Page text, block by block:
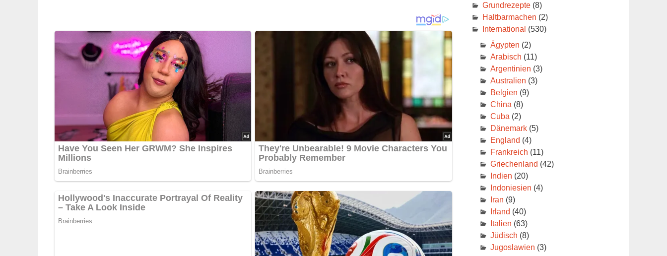
125 ml Gemüsebrühe
1 TL Mehl
1 EL gehackte Petersilie
Lob, Kritik, Fragen oder Anregungen zum Rezept? Dann hinterlasse doch bitte einen Kommentar am Ende
dieser Seite & auch eine Bewertung!
Und so wird es gemacht…
Das Fleisch abspülen, trockentupfen, mit Paprikapulver, Pfeffer und Salz einreiben. Die Karotte und den Lauch
putzen, waschen und klein schneiden. Die Zwiebel schälen und achteln. Das Öl in einem Bräter erhitzen, das
Fleisch darin von allen Seiten anbraten. Die Thymianzweige dazugeben und das Gemüse mit anrösten. Mit Brühe
ablöschen und eine Stunde zugedeckt schmoren lassen. In der Zwischenzeit die am Vortag gekochten und
geschälten Kartoffeln durch eine Kartoffelpresse drücken, mit dem Eigelb und dem Grieß verkneten. Mit Muskat
und Salz würzen. Die Hände mit Kartoffelmehl bemehlen und aus der Kartoffelmasse vier Klöße formen. Den
Rosenkohl putzen und waschen. Die Schalotte schälen und in Rringe schneiden. Die Butter in einem Topf
erhitzen, die Schalotte darin andünsten, den Rosenkohl dazugeben, kurz mit andünsten und mit der Gemüsebrühe
angießen. Mit Muskat und Pfeffer würzen und bei mittlerer Hitze 10-15 Min. dünsten. Die Klöße mit einer
Grundrezepte(8)
Haltbarmachen (2)
International (530)
Ägypten (2)
Arabisch (11)
Argentinien (3)
Australien (3)
Belgien (9)
China (8)
Cuba (2)
Dänemark(5)
England (4)
Frankreich (11)
Griechenland (42)
Indien (20)
Indoniesien (4)
Iran (9)
Irland (40)
Italien (63)
Jüdisch (8)
Jugoslawien (3)